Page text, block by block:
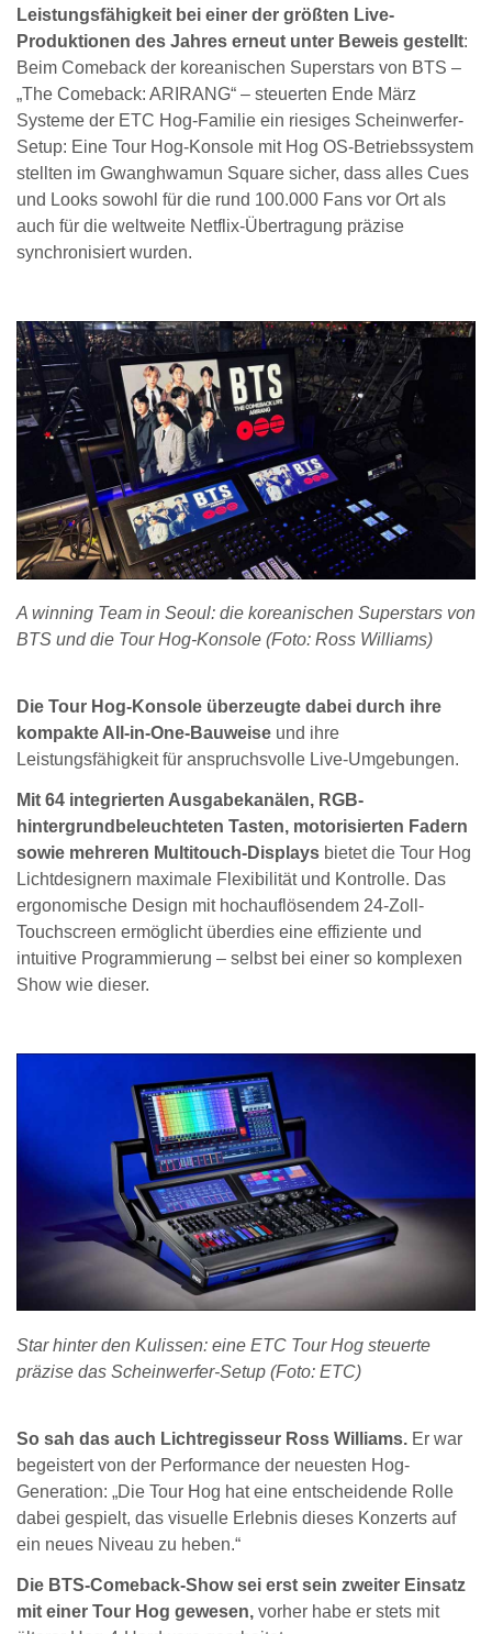
Leistungsfähigkeit bei einer der größten Live-
Produktionen des Jahres erneut unter Beweis gestellt:
Beim Comeback der koreanischen Superstars von BTS –
„The Comeback: ARIRANG“ – steuerten Ende März
Systeme der ETC Hog-Familie ein riesiges Scheinwerfer-
Setup: Eine Tour Hog-Konsole mit Hog OS-Betriebssystem
stellten im Gwanghwamun Square sicher, dass alles Cues
und Looks sowohl für die rund 100.000 Fans vor Ort als
auch für die weltweite Netflix-Übertragung präzise
synchronisiert wurden.
A winning Team in Seoul: die koreanischen Superstars von
BTS und die Tour Hog-Konsole (Foto: Ross Williams)
Die Tour Hog-Konsole überzeugte dabei durch ihre
kompakte All-in-One-Bauweise und ihre
Leistungsfähigkeit für anspruchsvolle Live-Umgebungen.
Mit 64 integrierten Ausgabekanälen, RGB-
hintergrundbeleuchteten Tasten, motorisierten Fadern
sowie mehreren Multitouch-Displays bietet die Tour Hog
Lichtdesignern maximale Flexibilität und Kontrolle. Das
ergonomische Design mit hochauflösendem 24-Zoll-
Touchscreen ermöglicht überdies eine effiziente und
intuitive Programmierung – selbst bei einer so komplexen
Show wie dieser.
Star hinter den Kulissen: eine ETC Tour Hog steuerte
präzise das Scheinwerfer-Setup (Foto: ETC)
So sah das auch Lichtregisseur Ross Williams. Er war
begeistert von der Performance der neuesten Hog-
Generation: „Die Tour Hog hat eine entscheidende Rolle
dabei gespielt, das visuelle Erlebnis dieses Konzerts auf
ein neues Niveau zu heben.“
Die BTS-Comeback-Show sei erst sein zweiter Einsatz
mit einer Tour Hog gewesen, vorher habe er stets mit